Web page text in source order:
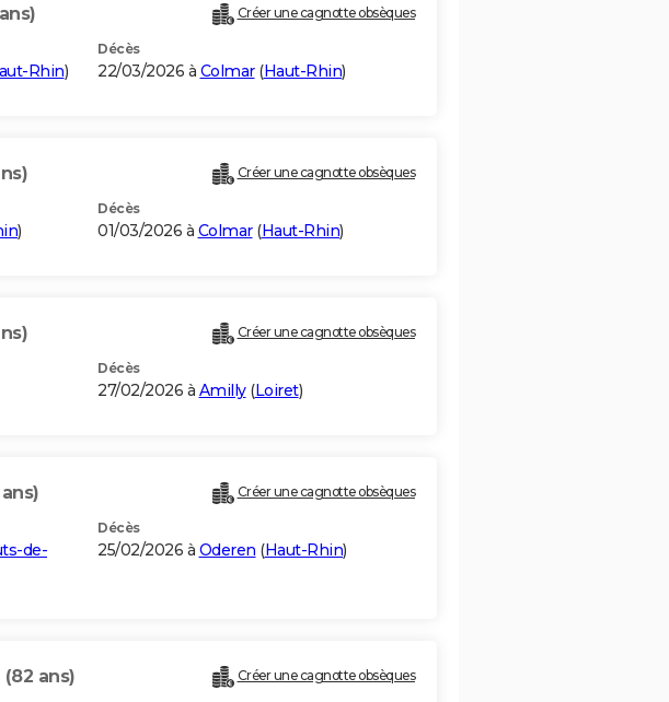
Créer une cagnotte obsèques
Rhin)
Décès
22/03/2026 à Colmar(Haut-Rhin)
Créer une cagnotte obsèques
)
Décès
01/03/2026 à Colmar(Haut-Rhin)
Créer une cagnotte obsèques
Décès
27/02/2026 à Amilly(Loiret)
Créer une cagnotte obsèques
de-
Décès
25/02/2026 à Oderen (Haut-Rhin)
(82 ans) Créer une cagnotte obsèques